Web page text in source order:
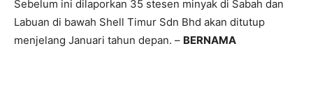
Sebelum ini dilaporkan 35 stesen minyak di Sabah dan
Labuan di bawah Shell Timur Sdn Bhd akan ditutup
menjelang Januari tahun depan. – BERNAMA